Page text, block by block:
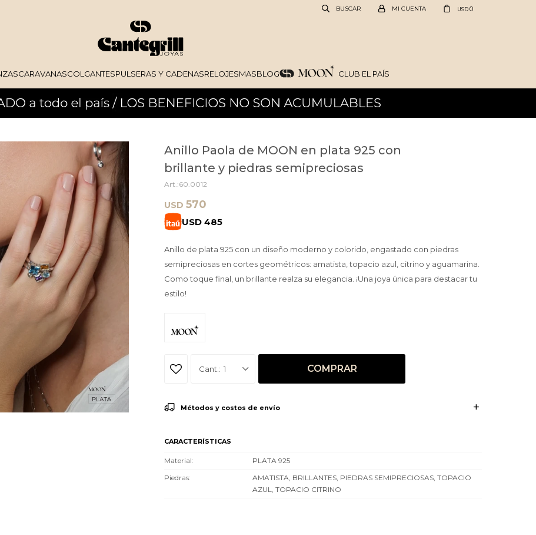
CARAVANASCOLGANTESPULSERAS Y CADENASRELOJESMASBLOG CLUB EL PAÍS
USD0
Anillo Paola de MOON en plata 925 con
brillante y piedras semipreciosas
60.0012
USD 570
USD 485
Anillo de plata 925 con un diseño moderno y colorido, engastado con piedras
semipreciosas en cortes geométricos: amatista, topacio azul, citrino y aguamarina.
Como toque final, un brillante realza su elegancia. ¡Una joya única para destacar tu
estilo!
1 COMPRAR
Métodos y costos de envío
CARACTERÍSTICAS
Material
PLATA 925
Piedras
AMATISTA, BRILLANTES, PIEDRAS SEMIPRECIOSAS, TOPACIO
AZUL, TOPACIO CITRINO